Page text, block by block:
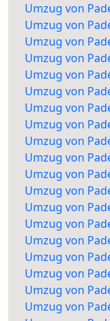
Umzug von
Umzug von
Umzug von
Umzug von
Umzug von
Umzug von
Umzug von
Umzug von
Umzug von
Umzug von
Umzug von
Umzug von
Umzug von
Umzug von
Umzug von
Umzug von
Umzug von
Umzug von
Umzug von